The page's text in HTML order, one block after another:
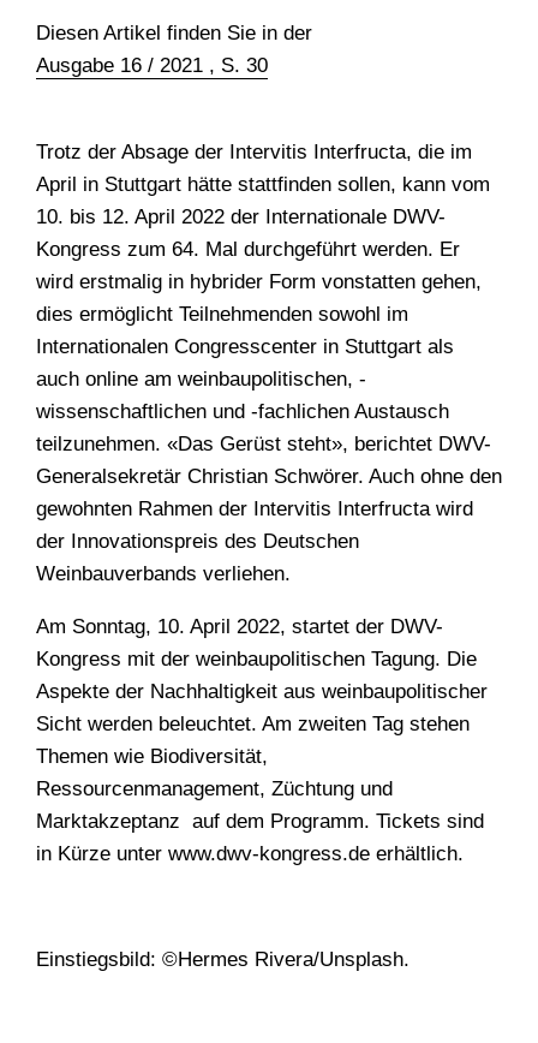
Diesen Artikel finden Sie in der
Ausgabe 16 / 2021 , S. 30
Trotz der Absage der Intervitis Interfructa, die im
April in Stuttgart hätte stattfinden sollen, kann vom
10. bis 12. April 2022 der Internationale DWV-
Kongress zum 64. Mal durchgeführt werden. Er
wird erstmalig in hybrider Form vonstatten gehen,
dies ermöglicht Teilnehmenden sowohl im
Internationalen Congresscenter in Stuttgart als
auch online am weinbaupolitischen, -
wissenschaftlichen und -fachlichen Austausch
teilzunehmen. «Das Gerüst steht», berichtet DWV-
Generalsekretär Christian Schwörer. Auch ohne den
gewohnten Rahmen der Intervitis Interfructa wird
der Innovationspreis des Deutschen
Weinbauverbands verliehen.
Am Sonntag, 10. April 2022, startet der DWV-
Kongress mit der weinbaupolitischen Tagung. Die
Aspekte der Nachhaltigkeit aus weinbaupolitischer
Sicht werden beleuchtet. Am zweiten Tag stehen
Themen wie Biodiversität,
Ressourcenmanagement, Züchtung und
Marktakzeptanz auf dem Programm. Tickets sind
in Kürze unter www.dwv-kongress.de erhältlich.
Einstiegsbild: ©Hermes Rivera/Unsplash.